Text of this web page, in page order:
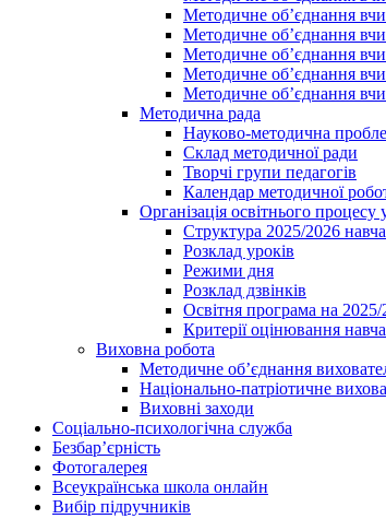
Методичне об’єднання
Методичне об’єднання
Методичне об’єднання
Методичне об’єднання
Методичне об’єднання
Методична рада
Науково-методична
Склад методичної ради
Творчі групи педагогів
Календар методичної
Організація освітнього
Структура 2025/2026
Розклад уроків
Режими дня
Розклад дзвінків
Освітня програма на
Критерії оцінювання
Виховна робота
Методичне об’єднання
Національно-патріотичне
Виховні заходи
Соціально-психологічна служба
Безбар’єрність
Фотогалерея
Всеукраїнська школа онлайн
Вибір підручників